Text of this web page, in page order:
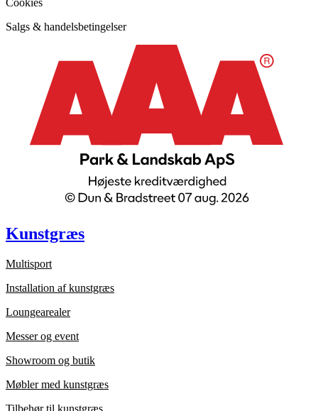
Salgs & handelsbetingelser
Kunstgræs
Multisport
Installation af kunstgræs
Loungearealer
Messer og event
Showroom og butik
Møbler med kunstgræs
Tilbehør til kunstgræs